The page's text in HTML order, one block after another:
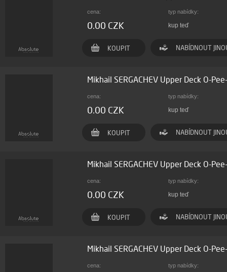
cena: typ nabídky:
0.00 CZK kup teď
KOUPIT NABÍDNOUT
Mikhail SERGACHEV Upper Deck O-
cena: typ nabídky:
0.00 CZK kup teď
KOUPIT NABÍDNOUT
Mikhail SERGACHEV Upper Deck O-
cena: typ nabídky:
0.00 CZK kup teď
KOUPIT NABÍDNOUT
Mikhail SERGACHEV Upper Deck O-
cena: typ nabídky: